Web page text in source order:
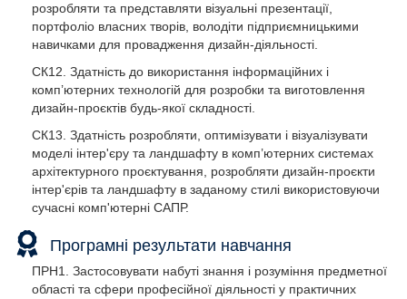
розробляти та представляти візуальні презентації,
портфоліо власних творів, володіти підприємницькими
навичками для провадження дизайн-діяльності.
СК12. Здатність до використання інформаційних і
комп’ютерних технологій для розробки та виготовлення
дизайн-проєктів будь-якої складності.
СК13. Здатність розробляти, оптимізувати і візуалізувати
моделі інтер'єру та ландшафту в комп’ютерних системах
архітектурного проєктування, розробляти дизайн-проєкти
інтер'єрів та ландшафту в заданому стилі використовуючи
сучасні комп'ютерні САПР.
Програмні результати навчання
ПРН1. Застосовувати набуті знання і розуміння предметної
області та сфери професійної діяльності у практичних